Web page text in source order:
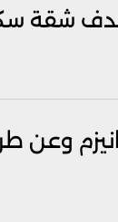
شقة
وعن